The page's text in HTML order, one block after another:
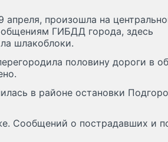
апреля, произошла на
ГИБДД города, здесь
шлакоблоки.
половину дороги в
в районе остановки
Сообщений о пострадавших и